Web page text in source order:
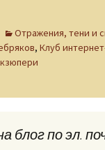
Отражения, тени и
, Клуб
блог по эл.